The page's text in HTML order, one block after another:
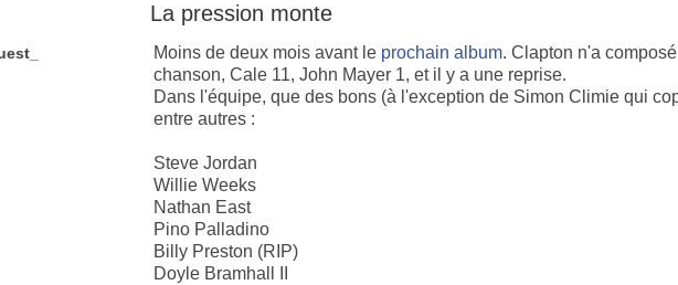
La pression monte
Moins de deux mois avant le prochain album. Clapton n'a
chanson, Cale 11, John Mayer 1, et il y a une reprise.
Dans l'équipe, que des bons (à l'exception de Simon Climie qui
entre autres :
Steve Jordan
Willie Weeks
Nathan East
Pino Palladino
Billy Preston (RIP)
Doyle Bramhall II